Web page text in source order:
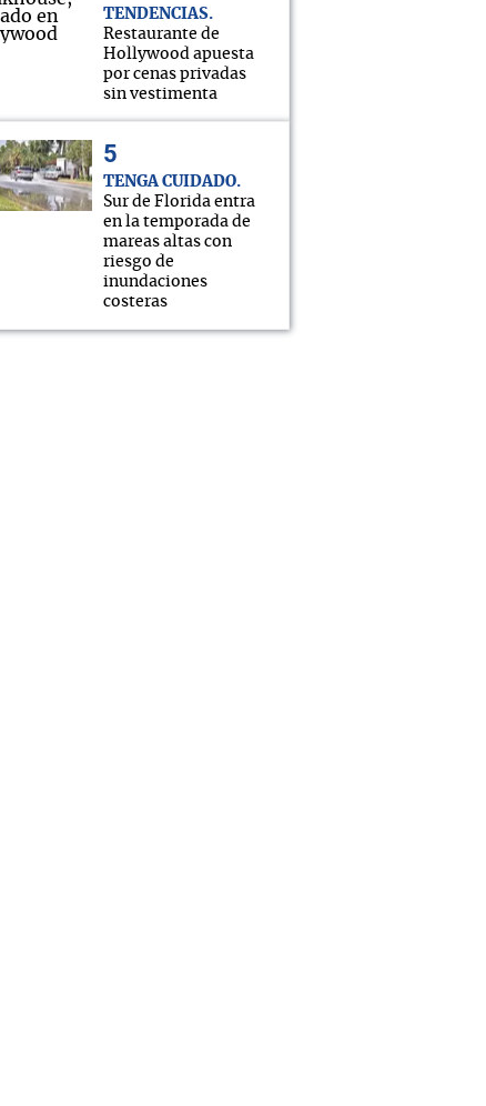
TENDENCIAS
Restaurante de
Hollywood apuesta
por cenas privadas
sin vestimenta
TENGA CUIDADO
Sur de Florida entra
en la temporada de
mareas altas con
riesgo de
inundaciones
costeras